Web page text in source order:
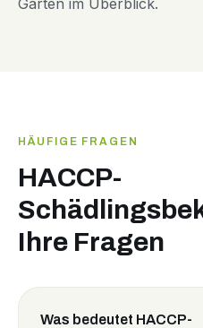
HÄUFIGE FRAGEN
HACCP-
Ihre Fragen
Was bedeutet HACCP-